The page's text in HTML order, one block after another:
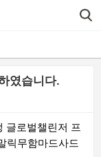
였습니다.
글로벌챌린저 프
릭무함마드사드